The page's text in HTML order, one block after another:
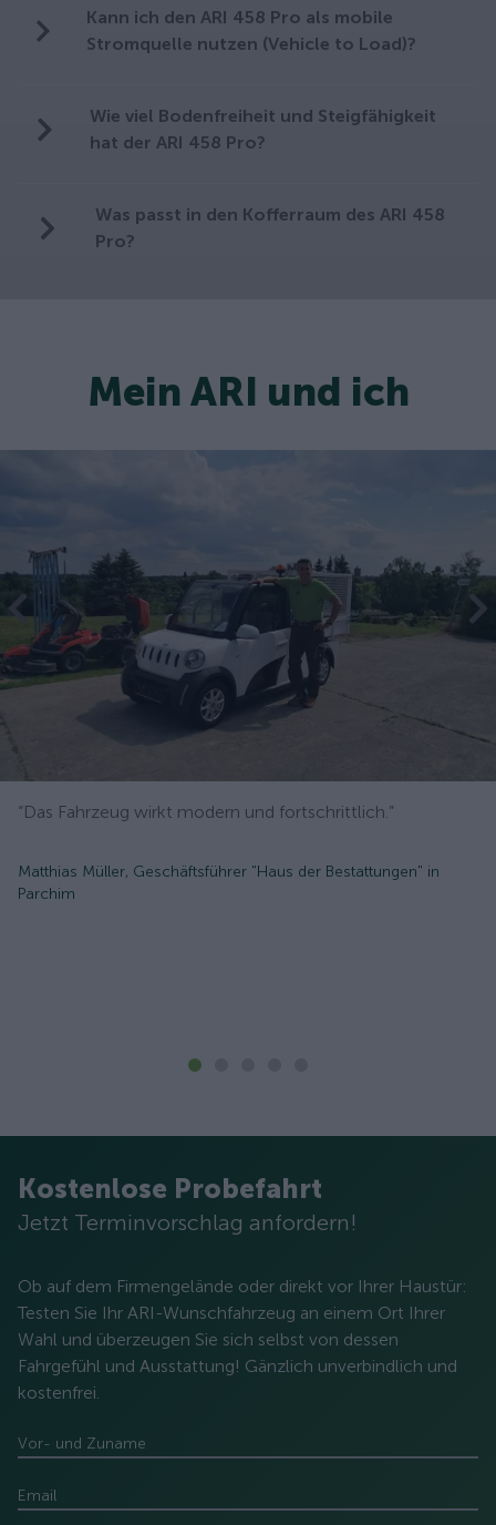
Kann ich den ARI 458 Pro als mobile
Stromquelle nutzen (Vehicle to Load)?
Wie viel Bodenfreiheit und Steigfähigkeit
hat der ARI 458 Pro?
Was passt in den Kofferraum des ARI 458
Pro?
Mein ARI und ich
“Das Fahrzeug wirkt modern und fortschrittlich.”
Matthias Müller, Geschäftsführer "Haus der Bestattungen" in
Parchim
Kostenlose Probefahrt
Jetzt Terminvorschlag anfordern!
Ob auf dem Firmengelände oder direkt vor Ihrer Haustür:
Testen Sie Ihr ARI-Wunschfahrzeug an einem Ort Ihrer
Wahl und überzeugen Sie sich selbst von dessen
Fahrgefühl und Ausstattung! Gänzlich unverbindlich und
kostenfrei.
Vor- und Zuname
Email